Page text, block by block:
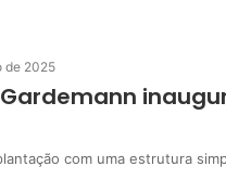
de 2025
com uma estrutura